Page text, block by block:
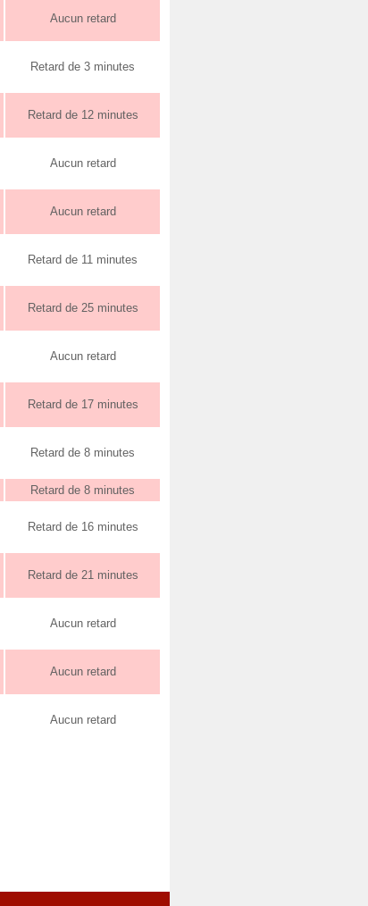
Aucun retard
Retard de 3 minutes
Retard de 12 minutes
Aucun retard
Aucun retard
Retard de 11 minutes
Retard de 25 minutes
Aucun retard
Retard de 17 minutes
Retard de 8 minutes
Retard de 8 minutes
Retard de 16 minutes
Retard de 21 minutes
Aucun retard
Aucun retard
Aucun retard